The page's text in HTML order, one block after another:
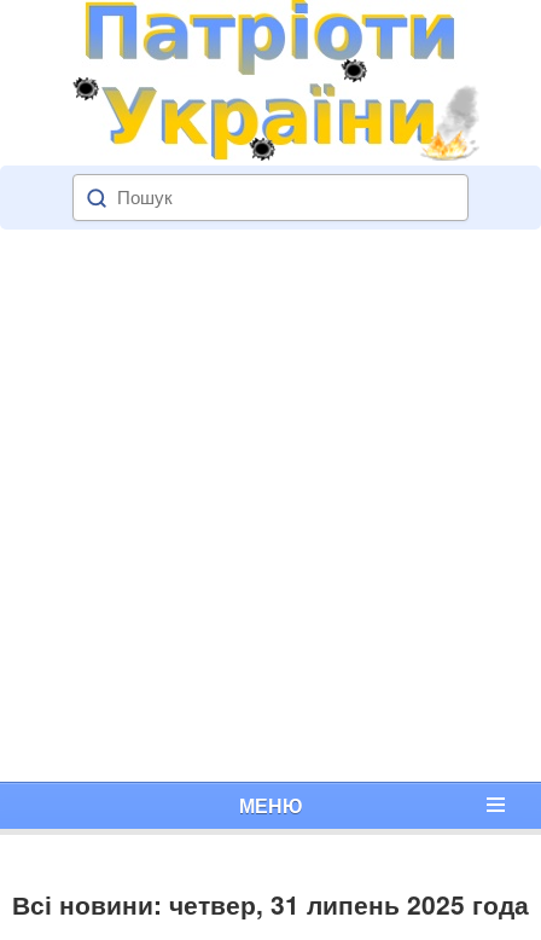
МЕНЮ
Всі новини: четвер, 31 липень 2025 года